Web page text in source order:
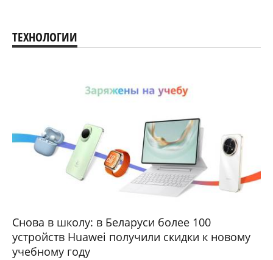
ТЕХНОЛОГИИ
Снова в школу: в Беларуси более 100
устройств Huawei получили скидки к новому
учебному году